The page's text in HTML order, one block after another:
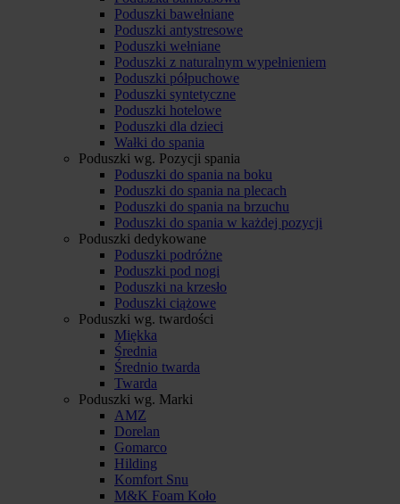
Poduszki bawełniane
Poduszki antystresowe
Poduszki wełniane
Poduszki z naturalnym wypełnieniem
Poduszki półpuchowe
Poduszki syntetyczne
Poduszki hotelowe
Poduszki dla dzieci
Wałki do spania
Poduszki wg. Pozycji spania
Poduszki do spania na boku
Poduszki do spania na plecach
Poduszki do spania na brzuchu
Poduszki do spania w każdej pozycji
Poduszki dedykowane
Poduszki podróżne
Poduszki pod nogi
Poduszki na krzesło
Poduszki ciążowe
Poduszki wg. twardości
Miękka
Średnia
Średnio twarda
Twarda
Poduszki wg. Marki
AMZ
Dorelan
Gomarco
Hilding
Komfort Snu
M&K Foam Koło